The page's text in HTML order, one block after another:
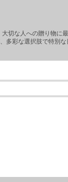
切な人への贈り物に
多彩な選択肢で特別な